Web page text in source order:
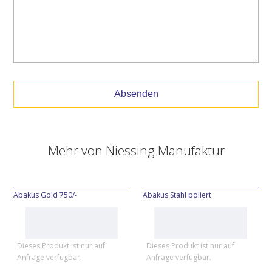
Absenden
Mehr von Niessing Manufaktur
Abakus Gold 750/-
Dieses Produkt ist nur auf
Anfrage verfügbar.
Abakus Stahl poliert
Dieses Produkt ist nur auf
Anfrage verfügbar.